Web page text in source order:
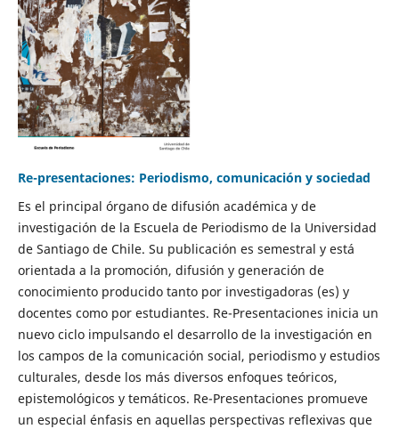
Re-presentaciones: Periodismo, comunicación y sociedad
Es el principal órgano de difusión académica y de
investigación de la Escuela de Periodismo de la Universidad
de Santiago de Chile. Su publicación es semestral y está
orientada a la promoción, difusión y generación de
conocimiento producido tanto por investigadoras (es) y
docentes como por estudiantes. Re-Presentaciones inicia un
nuevo ciclo impulsando el desarrollo de la investigación en
los campos de la comunicación social, periodismo y estudios
culturales, desde los más diversos enfoques teóricos,
epistemológicos y temáticos. Re-Presentaciones promueve
un especial énfasis en aquellas perspectivas reflexivas que